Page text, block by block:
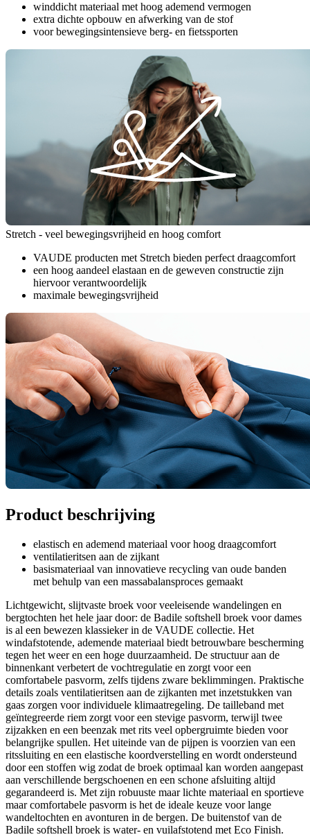
winddicht materiaal met hoog ademend vermogen
extra dichte opbouw en afwerking van de stof
voor bewegingsintensieve berg- en fietssporten
Stretch - veel bewegingsvrijheid en hoog comfort
VAUDE producten met Stretch bieden perfect draagcomfort
een hoog aandeel elastaan en de geweven constructie zijn
hiervoor verantwoordelijk
maximale bewegingsvrijheid
Product beschrijving
elastisch en ademend materiaal voor hoog draagcomfort
ventilatieritsen aan de zijkant
basismateriaal van innovatieve recycling van oude banden
met behulp van een massabalansproces gemaakt
Lichtgewicht, slijtvaste broek voor veeleisende wandelingen en
bergtochten het hele jaar door: de Badile softshell broek voor dames
is al een bewezen klassieker in de VAUDE collectie. Het
windafstotende, ademende materiaal biedt betrouwbare bescherming
tegen het weer en een hoge duurzaamheid. De structuur aan de
binnenkant verbetert de vochtregulatie en zorgt voor een
comfortabele pasvorm, zelfs tijdens zware beklimmingen. Praktische
details zoals ventilatieritsen aan de zijkanten met inzetstukken van
gaas zorgen voor individuele klimaatregeling. De tailleband met
geïntegreerde riem zorgt voor een stevige pasvorm, terwijl twee
zijzakken en een beenzak met rits veel opbergruimte bieden voor
belangrijke spullen. Het uiteinde van de pijpen is voorzien van een
ritssluiting en een elastische koordverstelling en wordt ondersteund
door een stoffen wig zodat de broek optimaal kan worden aangepast
aan verschillende bergschoenen en een schone afsluiting altijd
gegarandeerd is. Met zijn robuuste maar lichte materiaal en sportieve
maar comfortabele pasvorm is het de ideale keuze voor lange
wandeltochten en avonturen in de bergen. De buitenstof van de
Badile softshell broek is water- en vuilafstotend met Eco Finish.